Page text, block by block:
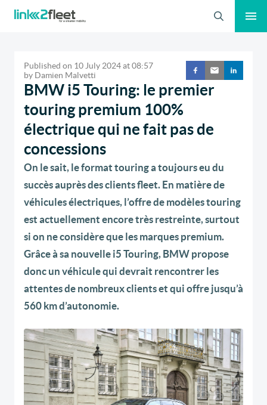
Search
Published on 10 July 2024at08:57
by Damien Malvetti
BMW i5 Touring: le premier
touring premium 100%
électrique qui ne fait pas de
concessions
On le sait, le format touring a toujours eu du
succès auprès des clients fleet. En matière de
véhicules électriques, l’offre de modèles touring
est actuellement encore très restreinte, surtout
si on ne considère que les marques premium.
Grâce à sa nouvelle i5 Touring, BMW propose
donc un véhicule qui devrait rencontrer les
attentes de nombreux clients et qui offre jusqu’à
560 km d’autonomie.